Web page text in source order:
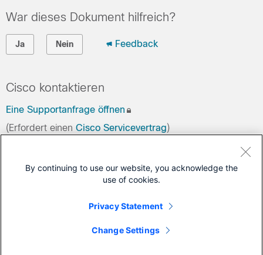
War dieses Dokument hilfreich?
Ja Nein Feedback
Cisco kontaktieren
Eine Supportanfrage öffnen
(Erfordert einen Cisco Servicevertrag)
Dieses Dokument gilt für folgende Produkte.
Secure Firewall Management Center
Secure Firewall Threat Defense Virtual
By continuing to use our website, you acknowledge the
use of cookies.
Privacy Statement
Change Settings